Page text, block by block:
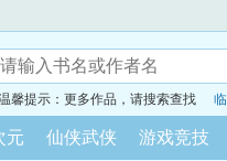
馨提示：更多作品，请搜索查找
元 仙侠武侠 游戏竞技